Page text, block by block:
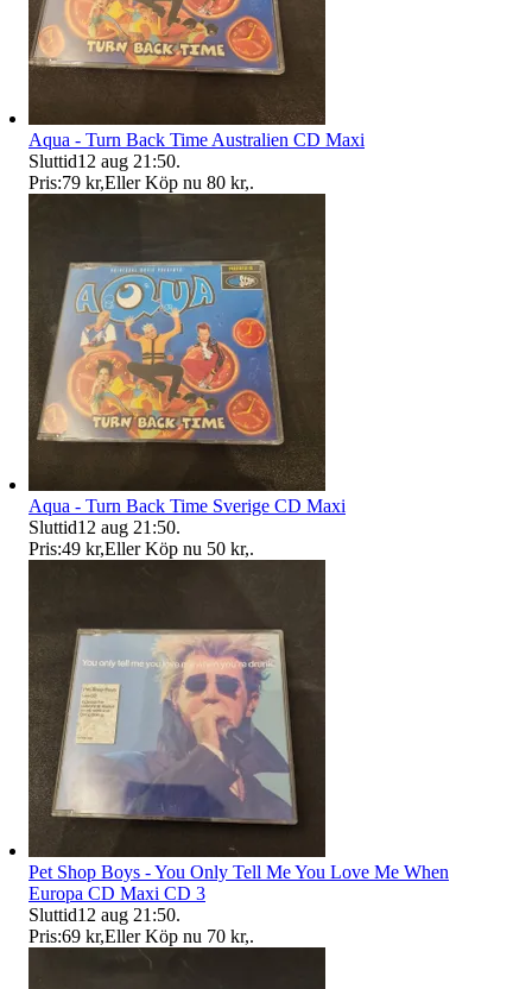
Aqua - Turn Back Time Australien CD Maxi
Sluttid12 aug 21:50.
Pris:79 kr,Eller Köp nu 80 kr,.
Aqua - Turn Back Time Sverige CD Maxi
Sluttid12 aug 21:50.
Pris:49 kr,Eller Köp nu 50 kr,.
Pet Shop Boys - You Only Tell Me You Love Me When
Europa CD Maxi CD 3
Sluttid12 aug 21:50.
Pris:69 kr,Eller Köp nu 70 kr,.